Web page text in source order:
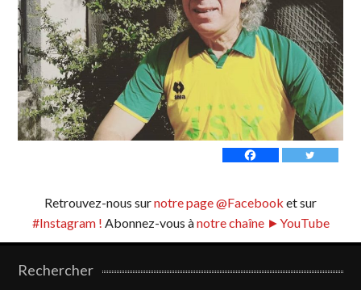
Retrouvez-nous surnotre page @Facebook et sur
#Instagram ! Abonnez-vous ànotre chaîne ►YouTube
Rechercher